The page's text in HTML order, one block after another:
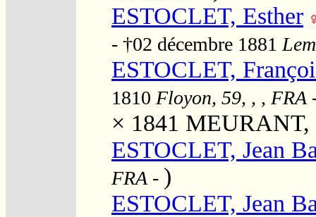
ESTOCLET, Esther
- †02 décembre 1881
ESTOCLET,
1810 Floyon, 59, , , FRA
× 1841 MEURANT,
ESTOCLET, Jean
FRA - )
ESTOCLET, Jean